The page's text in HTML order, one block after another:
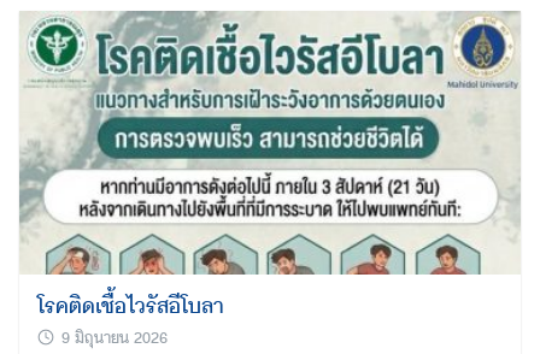
โรคติดเชื้อไวรัสอีโบลา
9 มิถุนายน 2026